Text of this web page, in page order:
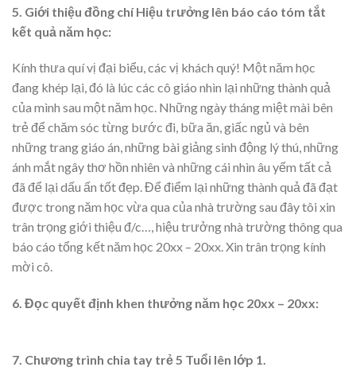
5. Giới thiệu đồng chí Hiệu trưởng lên báo cáo tóm tắt
kết quả năm học:
Kính thưa quí vị đại biểu, các vị khách quý! Một năm học
đang khép lại, đó là lúc các cô giáo nhìn lại những thành quả
của mình sau một năm học. Những ngày tháng miệt mài bên
trẻ để chăm sóc từng bước đi, bữa ăn, giấc ngủ và bên
những trang giáo án, những bài giảng sinh động lý thú, những
ánh mắt ngây thơ hồn nhiên và những cái nhìn âu yếm tất cả
đã để lại dấu ấn tốt đẹp. Để điểm lại những thành quả đã đạt
được trong năm học vừa qua của nhà trường sau đây tôi xin
trân trọng giới thiệu đ/c…, hiệu trưởng nhà trường thông qua
báo cáo tổng kết năm học 20xx – 20xx. Xin trân trọng kính
mời cô.
6. Đọc quyết định khen thưởng năm học 20xx – 20xx:
7. Chương trình chia tay trẻ 5 Tuổi lên lớp 1.